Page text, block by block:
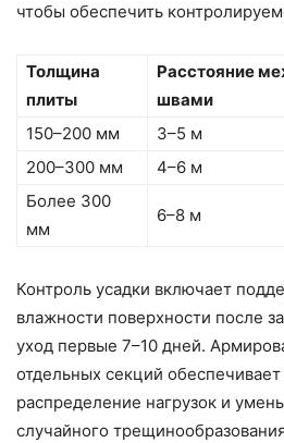
чтобы обеспечить
Толщина
плиты
Расстояние
швами
150–200 мм
3–5 м
200–300 мм
4–6 м
Более 300
мм
6–8 м
Контроль усадки включает
влажности поверхности после
уход первые 7–10 дней.
отдельных секций
распределение нагрузок и
случайного